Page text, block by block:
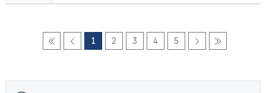
1 2 3 4 5